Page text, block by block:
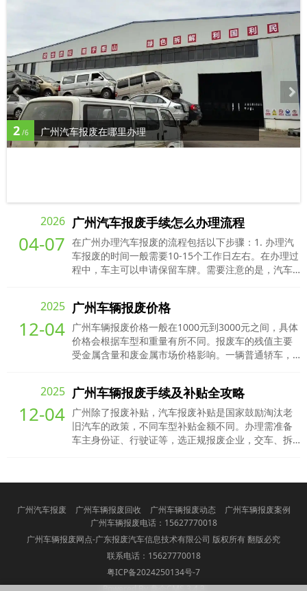
2/6 广州汽车报废在哪里办理
2026
04-07
广州汽车报废手续怎么办理流程
在广州办理汽车报废的流程包括以下步骤：1. 办理汽
车报废的时间一般需要10-15个工作日左右。在办理过
程中，车主可以申请保留车牌。需要注意的是，汽车
的汽车车主需要领取一份《机动车变更、过户、改
装、停驶、报废审批申请表》，并加盖车主印章。3.
在提交申请后，相关部门会对车辆进行查验认定。如
果车辆符合报
2025
12-04
​广州车辆报废价格
广州车辆报废价格一般在1000元到3000元之间，具体
价格会根据车型和重量有所不同。报废车的残值主要
受金属含量和废金属市场价格影响。一辆普通轿车，
价格并非一成不变，而是受多种因素影响，包括车辆
重量、品牌、型号、可回收材料多少、车辆年份、行
驶里程以及市场需求和政策等。以下是对汽车报废价
格的详细解
2025
12-04
广州车辆报废手续及补贴全攻略
广州除了报废补贴，汽车报废补贴是国家鼓励淘汰老
旧汽车的政策，不同车型补贴金额不同。办理需准备
车主身份证、行驶证等，选正规报废企业，交车、拆
型都有。车辆交售完成，就进入拆解环节了。报废企
们会把车辆的五大总成（车身 / 车架、发动机、方向
机、变速器、后桥）拆解下来，
广州汽车报废 广州车辆报废回收 广州车辆报废动态
广州车辆报废案例
广州车辆报废电话：15627770018
广州车辆报废网点-广东报废汽车信息技术有限公司 版权所有 翻版必究
联系电话：15627770018
粤ICP备2024250134号-7
Powered By 盘企CMS 3.4.3
盘企CMS